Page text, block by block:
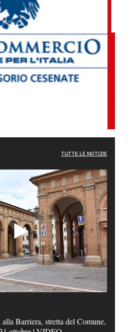
TUTTE LE NOTIZIE
Barriera, stretta del Comune,